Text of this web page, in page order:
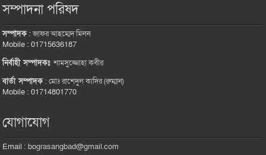
সম্পাদনা পরিষদ
সম্পাদক:জাফর আহম্মেদ মিলন
Mobile : 01715636187
নির্বাহী সম্পাদকঃশামসুজ্জোহা কবীর
বার্তা সম্পাদক:মোঃ রাশেদুল কাদির (রুম্মান)
Mobile : 01714801770
যোগাযোগ
Email :bograsangbad@gmail.com